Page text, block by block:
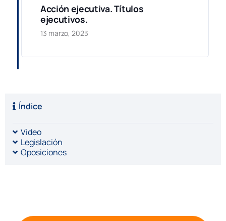
Acción ejecutiva. Títulos
ejecutivos.
13 marzo, 2023
Índice
Video
Legislación
Oposiciones